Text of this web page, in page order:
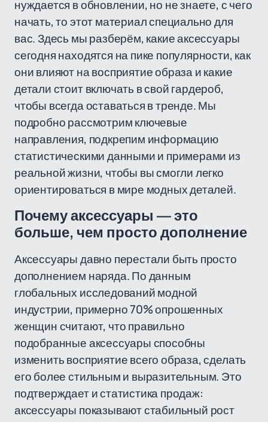
нуждается в обновлении, но не знаете, с чего
начать, то этот материал специально для
вас. Здесь мы разберём, какие аксессуары
сегодня находятся на пике популярности, как
они влияют на восприятие образа и какие
детали стоит включать в свой гардероб,
чтобы всегда оставаться в тренде. Мы
подробно рассмотрим ключевые
направления, подкрепим информацию
статистическими данными и примерами из
реальной жизни, чтобы вы смогли легко
ориентироваться в мире модных деталей.
Почему аксессуары — это
больше, чем просто дополнение
Аксессуары давно перестали быть просто
дополнением наряда. По данным
глобальных исследований модной
индустрии, примерно 70% опрошенных
женщин считают, что правильно
подобранные аксессуары способны
изменить восприятие всего образа, сделать
его более стильным и выразительным. Это
подтверждает и статистика продаж:
аксессуары показывают стабильный рост